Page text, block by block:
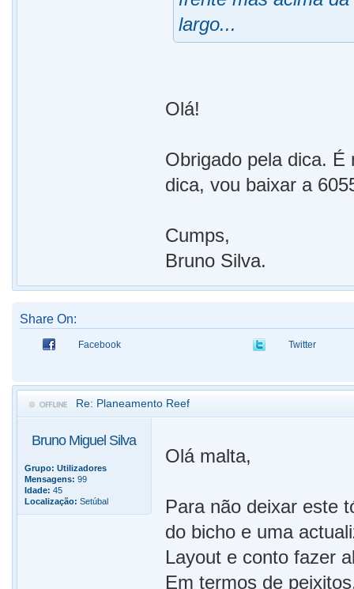
largo...
Olá!
Obrigado pela dica.
dica, vou baixar a
Cumps,
Bruno Silva.
Share On:
Facebook Twitter
Re: Planeamento Reef
Bruno Miguel Silva
Grupo: Utilizadores
Mensagens: 99
Idade: 45
Localização: Setúbal
Olá malta,
Para não deixar este
do bicho e uma
Layout e conto fazer
Em termos de